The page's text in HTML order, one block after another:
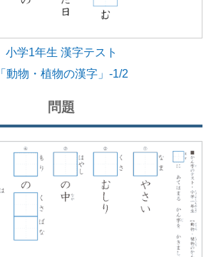
小学1年生 漢字テスト
「動物・植物の漢字」-1/2
問題